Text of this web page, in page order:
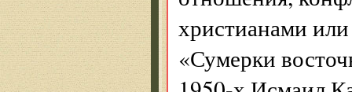
христианами
«Сумерки